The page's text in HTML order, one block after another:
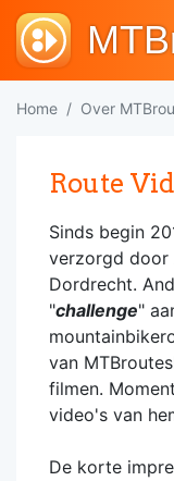
Home Over
Route
Sinds begin
verzorgd door
Dordrecht.
"challenge"
van
filmen.
video's van
De korte